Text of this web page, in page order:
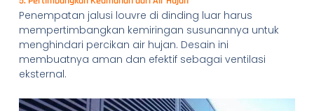
Penempatan jalusi louvre di dinding luar harus
mempertimbangkan kemiringan susunannya untuk
menghindari percikan air hujan. Desain ini
membuatnya aman dan efektif sebagai ventilasi
eksternal.